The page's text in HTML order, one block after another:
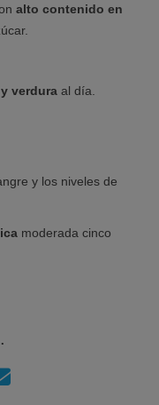
alto contenido en
verdura al día.
y los niveles de
moderada cinco